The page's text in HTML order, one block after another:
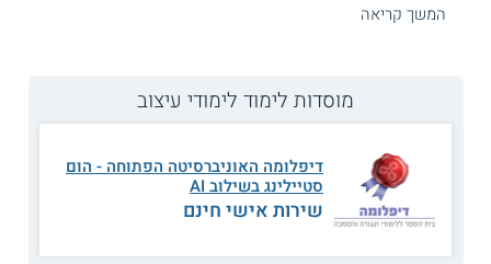
קורס הום סטיילינג המתקיים במכללת תילתן לעיצוב מקנה
מערך הריהוט והתאורה לבין בחירת חומרים, מרקמים, וצבעים.
בסיום הקורס, מחזיקים המשתתפים בכלים לתרגום הקונספט
לשפה עיצובית מקצועית ומדויקת.
המשך קריאה
מוסדות לימוד לימודי עיצוב
דיפלומה האוניברסיטה הפתוחה - הום
סטיילינג בשילוב AI
שירות אישי חינם